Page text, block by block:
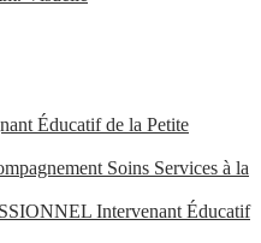
Éducatif de la Petite
Soins Services à la
Intervenant Éducatif